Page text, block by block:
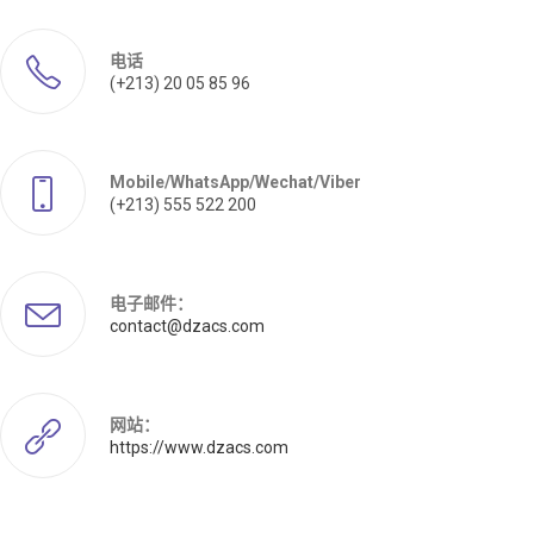
电话
(+213) 20 05 85 96
Mobile/WhatsApp/Wechat/Viber
(+213) 555 522 200
电子邮件：
contact@dzacs.com
网站：
https://www.dzacs.com